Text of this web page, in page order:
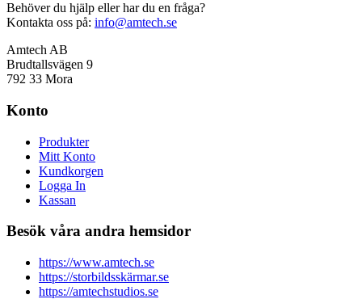
Behöver du hjälp eller har du en fråga?
Kontakta oss på: info@amtech.se
Amtech AB
Brudtallsvägen 9
792 33 Mora
Konto
Produkter
Mitt Konto
Kundkorgen
Logga In
Kassan
Besök våra andra hemsidor
https://www.amtech.se
https://storbildsskärmar.se
https://amtechstudios.se